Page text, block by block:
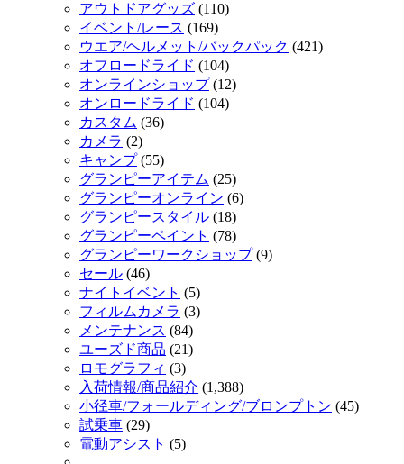
アウトドアグッズ (110)
イベント/レース (169)
ウエア/ヘルメット/バックパック (421)
オフロードライド (104)
オンラインショップ(12)
オンロードライド (104)
カスタム (36)
カメラ (2)
キャンプ(55)
グランピーアイテム (25)
グランピーオンライン (6)
グランピースタイル (18)
グランピーペイント (78)
グランピーワークショップ(9)
セール (46)
ナイトイベント (5)
フィルムカメラ (3)
メンテナンス (84)
ユーズド商品 (21)
ロモグラフィ (3)
入荷情報/商品紹介 (1,388)
小径車/フォールディング/ブロンプトン (45)
試乗車 (29)
電動アシスト (5)